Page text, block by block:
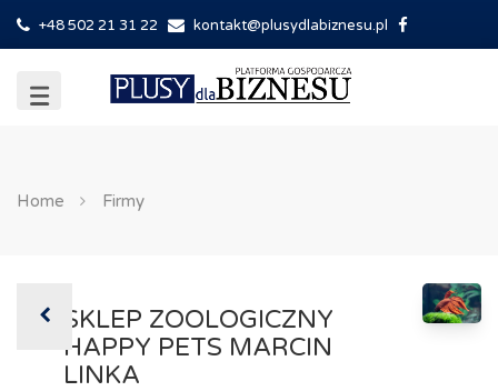
+48 502 21 31 22 kontakt@plusydlabiznesu.pl
Home Firmy
SKLEP ZOOLOGICZNY
HAPPY PETS MARCIN
LINKA